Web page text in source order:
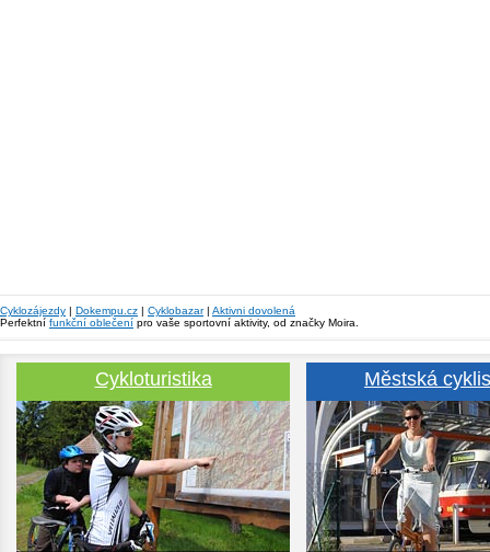
Cyklozájezdy | Dokempu.cz | Cyklobazar| Aktivni dovolená
Perfektní funkční oblečení pro vaše sportovní aktivity, od značky Moira.
Cykloturistika Městská